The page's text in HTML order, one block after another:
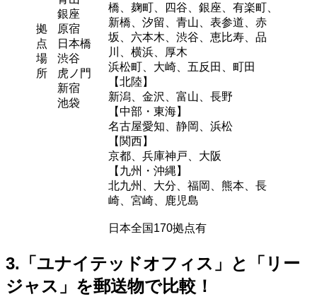
拠
点
場
所
銀座
原宿
日本橋
渋谷
虎ノ門
新宿
池袋
橋、麹町、四谷、銀座、有楽町、
新橋、汐留、青山、表参道、赤
坂、六本木、渋谷、恵比寿、品
川、横浜、厚木
浜松町、大崎、五反田、町田
【北陸】
新潟、金沢、富山、長野
【中部・東海】
名古屋愛知、静岡、浜松
【関西】
京都、兵庫神戸、大阪
【九州・沖縄】
北九州、大分、福岡、熊本、長
崎、宮崎、鹿児島
日本全国170拠点有
3.「ユナイテッドオフィス」と「リー
ジャス」を郵送物で比較！